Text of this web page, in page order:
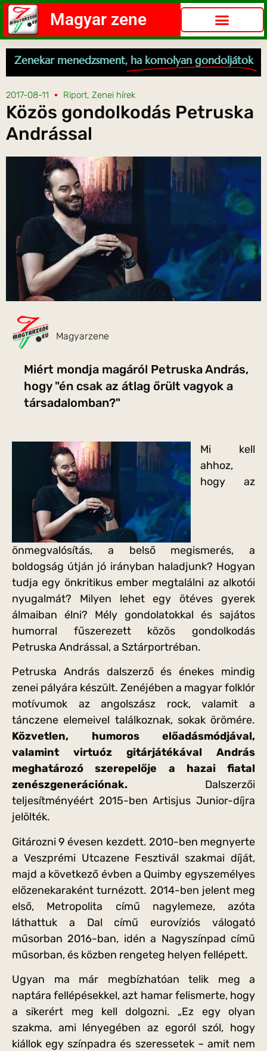
Magyar zene
Zenekar menedzsment, ha komolyan gondoljátok
2017-08-11 Riport, Zenei hírek
Közös gondolkodás Petruska
Andrással
Magyarzene
Miért mondja magáról Petruska András,
hogy "én csak az átlag őrült vagyok a
társadalomban?"
Mi kell
ahhoz,
hogy az
önmegvalósítás, a belső megismerés, a
boldogság útján jó irányban haladjunk? Hogyan
tudja egy önkritikus ember megtalálni az alkotói
nyugalmát? Milyen lehet egy ötéves gyerek
álmaiban élni? Mély gondolatokkal és sajátos
humorral fűszerezett közös gondolkodás
Petruska Andrással, a Sztárportréban.
Petruska András dalszerző és énekes mindig
zenei pályára készült. Zenéjében a magyar folklór
motívumok az angolszász rock, valamit a
tánczene elemeivel találkoznak, sokak örömére.
Közvetlen, humoros előadásmódjával,
valamint virtuóz gitárjátékával András
meghatározó szerepelője a hazai fiatal
zenészgenerációnak. Dalszerzői
teljesítményéért 2015-ben Artisjus Junior-díjra
jelölték.
Gitározni 9 évesen kezdett. 2010-ben megnyerte
a Veszprémi Utcazene Fesztivál szakmai díját,
majd a következő évben a Quimby egyszemélyes
előzenekaraként turnézott. 2014-ben jelent meg
első, Metropolita című nagylemeze, azóta
láthattuk a Dal című eurovíziós válogató
műsorban 2016-ban, idén a Nagyszínpad című
műsorban, és közben rengeteg helyen fellépett.
Ugyan ma már megbízhatóan telik meg a
naptára fellépésekkel, azt hamar felismerte, hogy
a sikerért meg kell dolgozni. „Ez egy olyan
szakma, ami lényegében az egoról szól, hogy
kiállok egy színpadra és szeressetek – amit nem